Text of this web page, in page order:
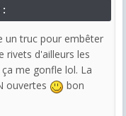
un truc pour embêter
rivets d'ailleurs les
me gonfle lol. La
ouvertes
bon